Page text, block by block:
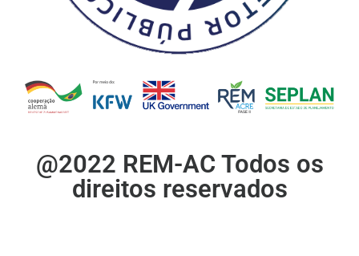
@2022 REM-AC Todos os
direitos reservados